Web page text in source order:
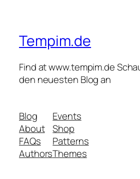
Tempim.de
Find at www.tempim.de
den neuesten Blog an
Blog
About
FAQs
Authors
Events
Shop
Patterns
Themes